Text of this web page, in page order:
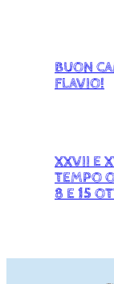
BUON
FLAVIO!
XXVII E
TEMPO
8 E 15